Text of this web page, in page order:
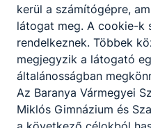
kerül a számítógépre,
látogat meg. A cookie-k
rendelkeznek. Többek
megjegyzik a látogató
általánosságban
Az Baranya Vármegyei
Miklós Gimnázium és